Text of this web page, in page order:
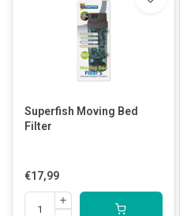
Superfish Moving Bed
Filter
€17,99